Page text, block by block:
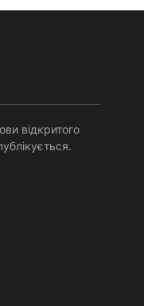
відкритого